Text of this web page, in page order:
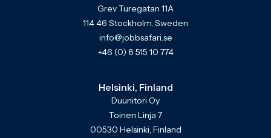
Grev Turegatan 11A
114 46 Stockholm, Sweden
info@jobbsafari.se
+46 (0) 8 515 10 774
Helsinki, Finland
Duunitori Oy
Toinen Linja 7
00530 Helsinki, Finland